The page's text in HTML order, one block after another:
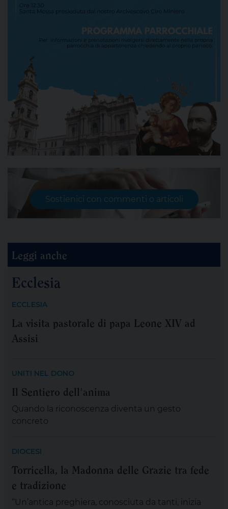
Sostienici con commenti o articoli
Leggi anche
Ecclesia
ECCLESIA
La visita pastorale di papa Leone XIV ad
Assisi
UNITI NEL DONO
Il Sentiero dell'anima
Quando la riconoscenza diventa un gesto
concreto
DIOCESI
Torricella, la Madonna delle Grazie tra fede
e tradizione
“Un’antica preghiera, conosciuta da tanti, inizia